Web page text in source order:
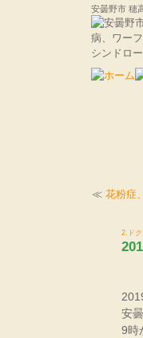
安曇野市 穂
≪ 花粉症
2.ド
安
9時